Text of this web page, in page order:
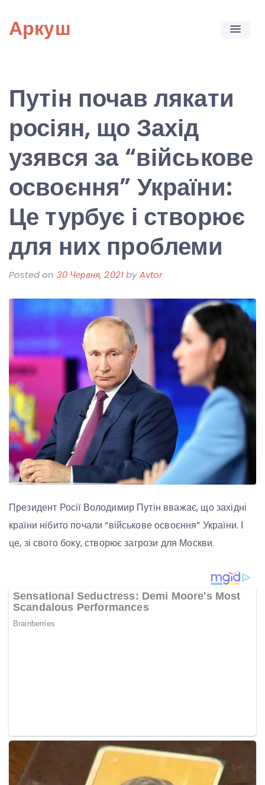
content
Аркуш
Путін почав лякати
росіян, що Захід
узявся за “військове
освоєння” України:
Це турбує і створює
для них проблеми
Posted on 30 Червня, 2021byAvtor
Президент Росії Володимир Путін вважає, що західні
країни нібито почали “військове освоєння” України. І
це, зі свого боку, створює загрози для Москви.